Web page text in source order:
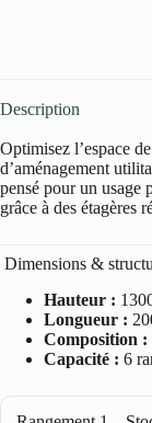
Description
Optimisez l’espace
d’aménagement
pensé pour un usage
grâce à des étagères
Dimensions &
Hauteur :
Longueur :
Composition :
Capacité : 6